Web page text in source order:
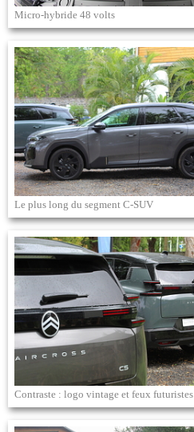
Micro-hybride 48 volts
Le plus long du segment C-SUV
Contraste : logo vintage et feux futuristes